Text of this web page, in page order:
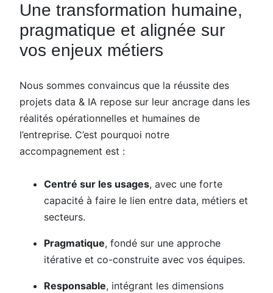
Une transformation humaine,
pragmatique et alignée sur
vos enjeux métiers
Nous sommes convaincus que la réussite des
projets data & IA repose sur leur ancrage dans les
réalités opérationnelles et humaines de
l’entreprise. C’est pourquoi notre
accompagnement est :
Centré sur les usages, avec une forte
capacité à faire le lien entre data, métiers et
secteurs.
Pragmatique, fondé sur une approche
itérative et co-construite avec vos équipes.
Responsable, intégrant les dimensions